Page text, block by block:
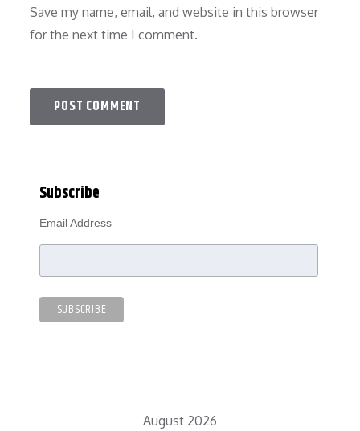
Save my name, email, and website in this browser
for the next time I comment.
Subscribe
Email Address
August 2026